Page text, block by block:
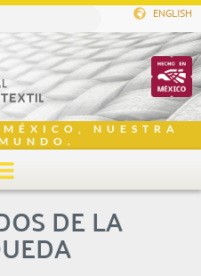
ENGLISH
NUESTRA
DE LA